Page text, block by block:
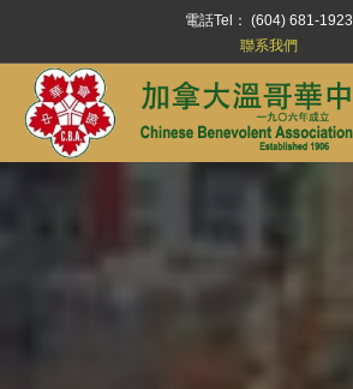
電話Tel： (604) 681-1923
聯系我們